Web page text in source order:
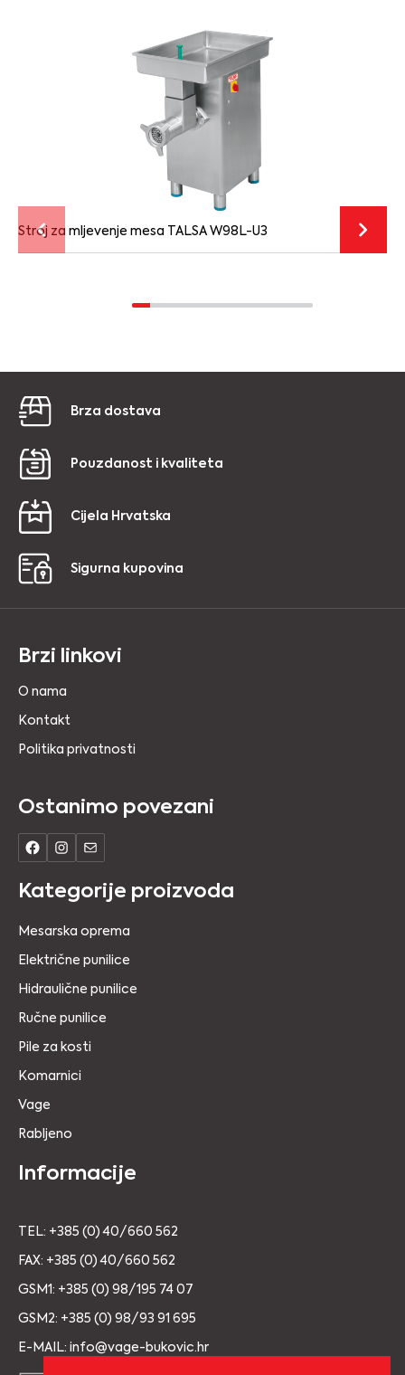
Stroj za mljevenje mesa TALSA W98L-U3
Brza dostava
Pouzdanost i kvaliteta
Cijela Hrvatska
Sigurna kupovina
Brzi linkovi
O nama
Kontakt
Politika privatnosti
Ostanimo povezani
Kategorije proizvoda
Mesarska oprema
Električne punilice
Hidraulične punilice
Ručne punilice
Pile za kosti
Komarnici
Vage
Rabljeno
Informacije
TEL: +385 (0) 40/660 562
FAX: +385 (0) 40/660 562
GSM1: +385 (0) 98/195 74 07
GSM2: +385 (0) 98/93 91 695
E-MAIL: info@vage-bukovic.hr